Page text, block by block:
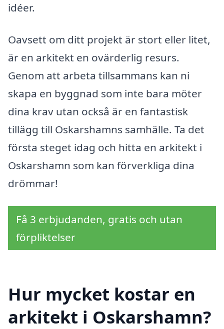
idéer.
Oavsett om ditt projekt är stort eller litet,
är en arkitekt en ovärderlig resurs.
Genom att arbeta tillsammans kan ni
skapa en byggnad som inte bara möter
dina krav utan också är en fantastisk
tillägg till Oskarshamns samhälle. Ta det
första steget idag och hitta en arkitekt i
Oskarshamn som kan förverkliga dina
drömmar!
Få 3 erbjudanden, gratis och utan
förpliktelser
Hur mycket kostar en
arkitekt i Oskarshamn?